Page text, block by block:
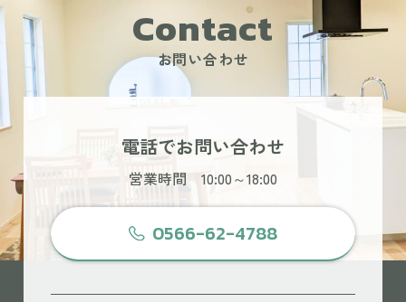
Contact
お問い合わせ
電話でお問い合わせ
営業時間 10:00～18:00
0566-62-4788